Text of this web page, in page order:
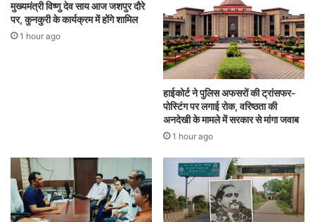
मुख्यमंत्री विष्णु देव साय आज जशपुर दौरे
पर, कुनकुरी के कार्यक्रम में होंगे शामिल
1 hour ago
हाईकोर्ट ने पुलिस अफसरों की ट्रांसफर-
पोस्टिंग पर लगाई रोक, वरिष्ठता की
अनदेखी के मामले में सरकार से मांगा जवाब
1 hour ago